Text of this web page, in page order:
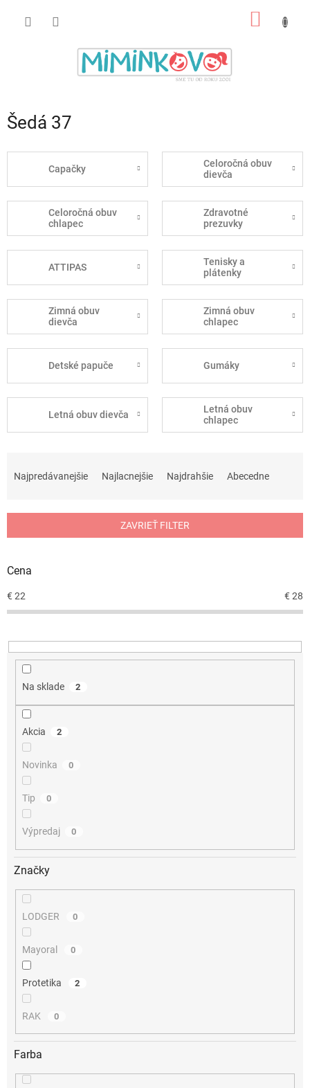
Šedá 37
Capačky
Celoročná obuv
dievča
Celoročná obuv
chlapec
Zdravotné
prezuvky
ATTIPAS
Tenisky a
plátenky
Zimná obuv
dievča
Zimná obuv
chlapec
Detské papuče Gumáky
Letná obuv dievča
Letná obuv
chlapec
i
p
o
d
k
t
Najpredávanejšie Najlacnejšie Najdrahšie Abecedne
ZAVRIEŤ FILTER
Cena
€ 22 € 28
Na sklade 2
Akcia 2
Novinka 0
Tip 0
Výpredaj 0
Značky
LODGER 0
Mayoral 0
Protetika 2
RAK 0
Farba